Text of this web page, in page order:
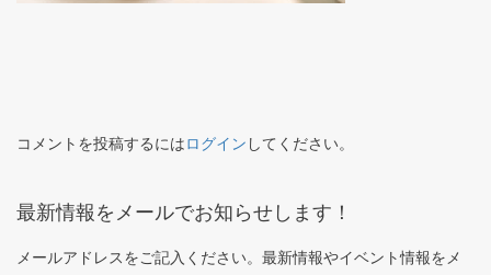
コメントを投稿するにはログイン してください。
最新情報をメールでお知らせします！
メールアドレスをご記入ください。最新情報やイベント情報をメ